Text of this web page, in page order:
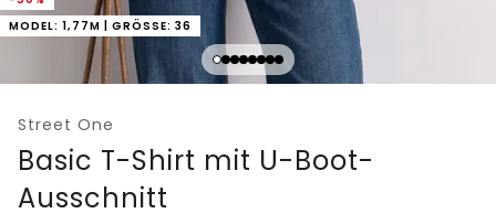
MODEL: 1,77M | GRÖSSE: 36
Street One
Basic T-Shirt mit U-Boot-
Ausschnitt